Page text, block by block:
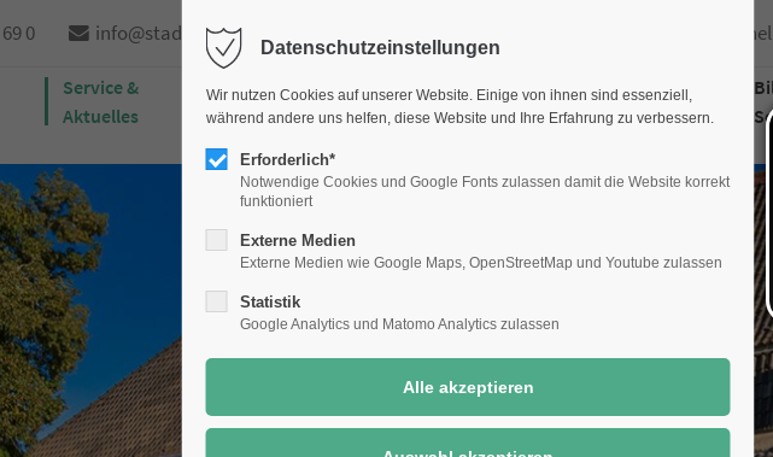
0 info@stadtselm.de
Service &
Aktuelles
Rathaus &
Bürgerthemen
Bauen &
Wirtschaft
Umwelt &
Klimaschutz
Datenschutzeinstellungen
Wir nutzen Cookies auf unserer Website. Einige von ihnen sind essenziell,
während andere uns helfen, diese Website und Ihre Erfahrung zu verbessern.
Erforderlich*
Notwendige Cookies und Google Fonts zulassen damit die Website korrekt
funktioniert
Externe Medien
Externe Medien wie Google Maps, OpenStreetMap und Youtube zulassen
Statistik
Google Analytics und Matomo Analytics zulassen